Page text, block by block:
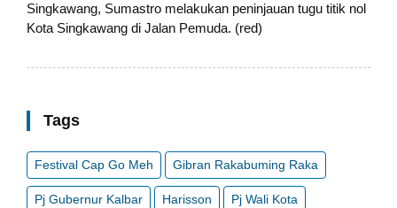
Singkawang, Sumastro melakukan peninjauan tugu titik nol
Kota Singkawang di Jalan Pemuda. (red)
Tags
Festival Cap Go Meh Gibran Rakabuming Raka
Pj Gubernur Kalbar Harisson Pj Wali Kota